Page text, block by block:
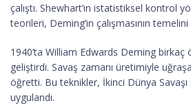
çalıştı. Shewhart’ın istatistiksel kontrol
teorileri, Deming’in çalışmasının
1940’ta William Edwards Deming birkaç
geliştirdi. Savaş zamanı üretimiyle
öğretti. Bu teknikler, İkinci Dünya Savaşı
uygulandı.